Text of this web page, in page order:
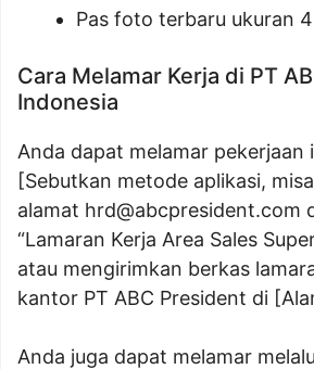
Pas foto terbaru ukuran
Cara Melamar Kerja di PT
Indonesia
Anda dapat melamar pekerjaan
[Sebutkan metode aplikasi,
alamat hrd@abcpresident.com
“Lamaran Kerja Area Sales
atau mengirimkan berkas
kantor PT ABC President di
Anda juga dapat melamar